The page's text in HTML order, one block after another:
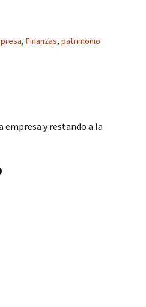
, Finanzas, patrimonio
empresa y restando a la